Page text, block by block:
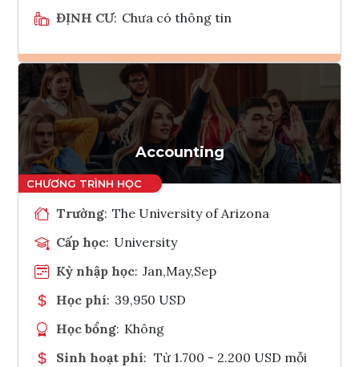
ĐỊNH CƯ: Chưa có thông tin
Ghi danh
Tham vấn Interlink
Accounting
Trường: The University of Arizona
Cấp học: University
Kỳ nhập học: Jan,May,Sep
Học phí: 39,950 USD
Học bổng: Không
Sinh hoạt phí: Từ 1.700 - 2.200 USD mỗi